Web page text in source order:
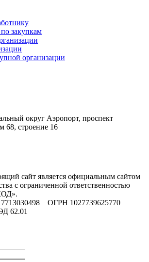
закупкам
организации
округ Аэропорт, проспект
68, строение 16
сайт является официальным сайтом
с ограниченной ответственностью
ОГРН 1027739625770
62.01